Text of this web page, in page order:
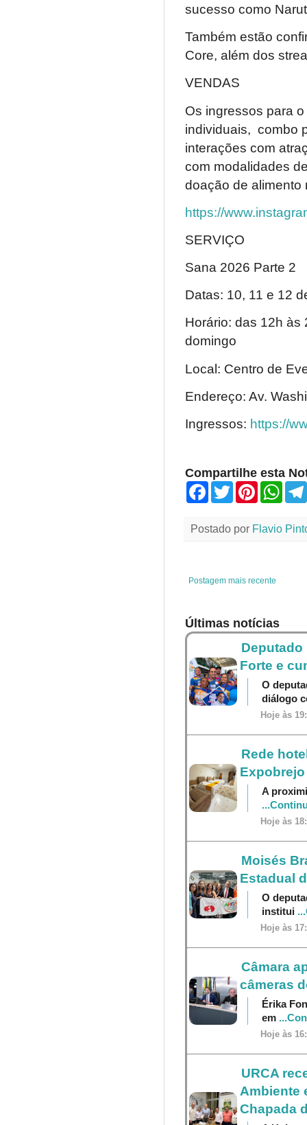
sucesso como
Também estão
Core, além dos
VENDAS
Os ingressos para
individuais, combo
interações com
com modalidades
doação de alimento
https://
SERVIÇO
Sana 2026 Parte 2
Datas: 10, 11 e 12
Horário: das 12h às
domingo
Local: Centro de
Endereço: Av.
Ingressos: https://
Compartilhe esta
b
w
e
s
Postado por Flavio
Postagem mais recente
Últimas notícias
Forte e
O
diálogo
Hoje às
Rede
Expobrejo
A
Hoje às
Moisés
Estadual
O
institui
Hoje às
Câmara
câmeras
Érika
em
Hoje às
URCA
Ambiente
Chapada